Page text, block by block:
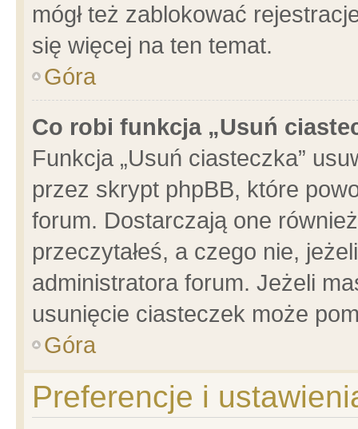
mógł też zablokować
się więcej na ten temat.
Góra
Co robi funkcja „Usuń
Funkcja „Usuń ciasteczka”
przez skrypt phpBB, które
forum. Dostarczają one
przeczytałeś, a czego nie,
administratora forum. Jeżeli
usunięcie ciasteczek może
Góra
Preferencje i